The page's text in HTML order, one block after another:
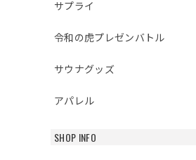
サプライ
令和の虎プレゼンバトル
サウナグッズ
アパレル
SHOP INFO